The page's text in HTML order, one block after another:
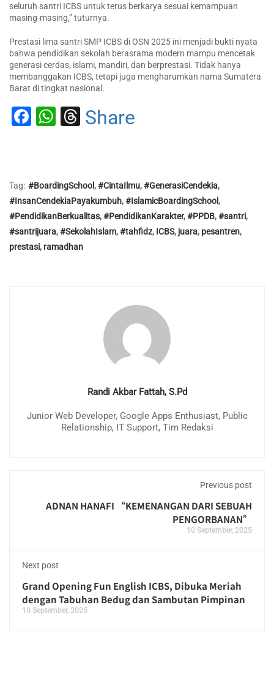
seluruh santri ICBS untuk terus berkarya sesuai kemampuan
masing-masing,” tuturnya.
Prestasi lima santri SMP ICBS di OSN 2025 ini menjadi bukti nyata
bahwa pendidikan sekolah berasrama modern mampu mencetak
generasi cerdas, islami, mandiri, dan berprestasi. Tidak hanya
membanggakan ICBS, tetapi juga mengharumkan nama Sumatera
Barat di tingkat nasional.
Facebook
WhatsApp
Threads
Share
Tag: #BoardingSchool,#CintaIlmu,#GenerasiCendekia,
#InsanCendekiaPayakumbuh,#IslamicBoardingSchool,
#PendidikanBerkualitas,#PendidikanKarakter,#PPDB,#santri,
#santrijuara,#SekolahIslam,#tahfidz, ICBS, juara, pesantren,
prestasi, ramadhan
Randi Akbar Fattah, S.Pd
Junior Web Developer, Google Apps Enthusiast, Public
Relationship, IT Support, Tim Redaksi
Previous post
ADNAN HANAFI “KEMENANGAN DARI SEBUAH
PENGORBANAN”
10 September, 2025
Next post
Grand Opening Fun English ICBS, Dibuka Meriah
dengan Tabuhan Bedug dan Sambutan Pimpinan
10 September, 2025